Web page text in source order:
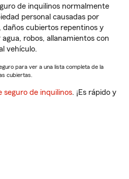
de inquilinos normalmente
personal causadas por
daños cubiertos repentinos y
robos, allanamientos con
vehículo.
para ver a una lista completa de la
cubiertas.
seguro de inquilinos. ¡Es rápido y